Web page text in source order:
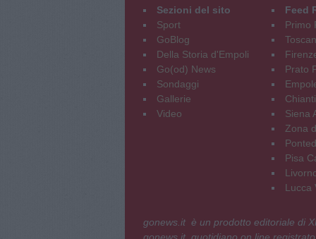
Sezioni del sito
Sport
GoBlog
Della Storia d'Empoli
Go(od) News
Sondaggi
Gallerie
Video
Feed
Primo
Prato
Siena
Zona
Pisa
Lucca
gonews.it è un prodotto editoriale di